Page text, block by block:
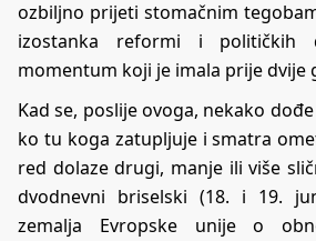
ozbiljno prijeti stomačnim
izostanka reformi i političkih
momentum koji je imala prije dvije
Kad se, poslije ovoga, nekako
ko tu koga zatupljuje i smatra
red dolaze drugi, manje ili više
dvodnevni briselski (18. i 19.
zemalja Evropske unije o